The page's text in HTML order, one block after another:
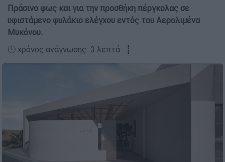
Πράσινο φως και για την προσθήκη πέργκολας σε
υφιστάμενο φυλάκιο ελέγχου εντός του Αερολιμένα
Μυκόνου.
🕛 χρόνος ανάγνωσης: 3 λεπτά ┋